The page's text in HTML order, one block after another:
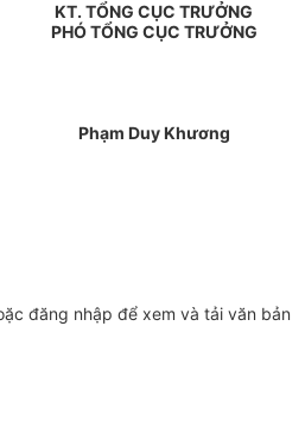
KT. TỔNG CỤC TRƯỞNG
PHÓ TỔNG CỤC TRƯỞNG
Phạm Duy Khương
đăng nhập để xem và tải văn bản